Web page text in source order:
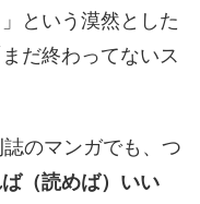
という漠然とした
だ終わってないス
のマンガでも、つ
（読めば）いい